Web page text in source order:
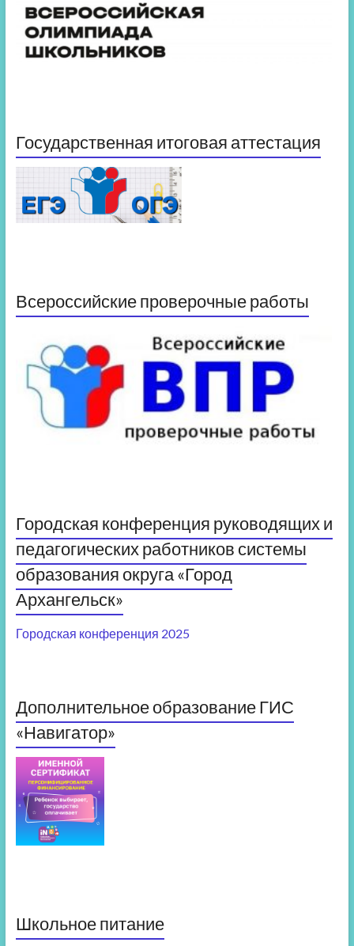
Государственная итоговая аттестация
Всероссийские проверочные работы
Городская конференция руководящих и
педагогических работников системы
образования округа «Город
Архангельск»
Городская конференция 2025
Дополнительное образование ГИС
«Навигатор»
Школьное питание